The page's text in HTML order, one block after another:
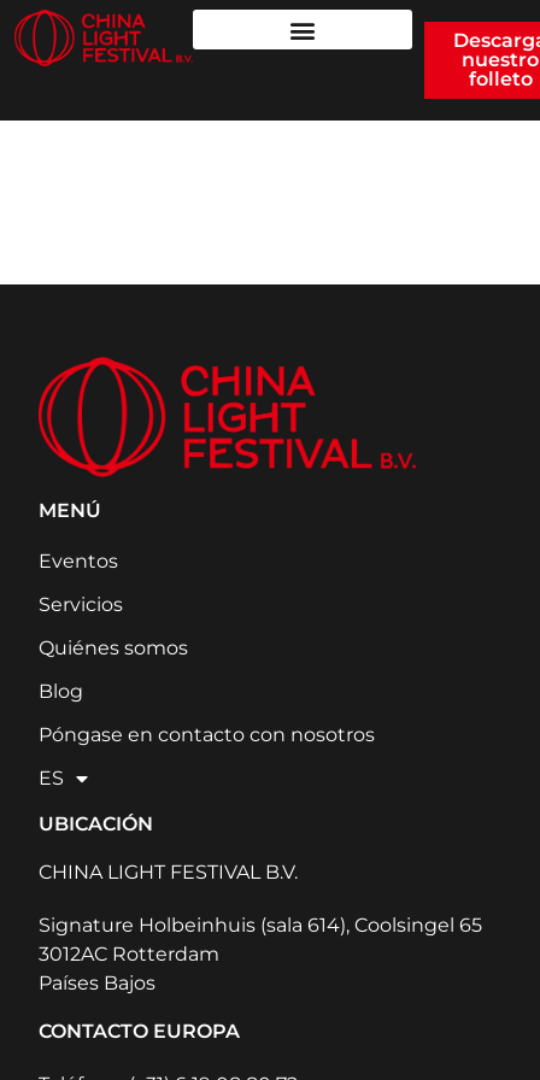
nuestro
folleto
MENÚ
Eventos
Servicios
Quiénes somos
Blog
Póngase en contacto con nosotros
ES
UBICACIÓN
CHINA LIGHT FESTIVAL B.V.
Signature Holbeinhuis (sala 614), Coolsingel 65
3012AC Rotterdam
Países Bajos
CONTACTO EUROPA